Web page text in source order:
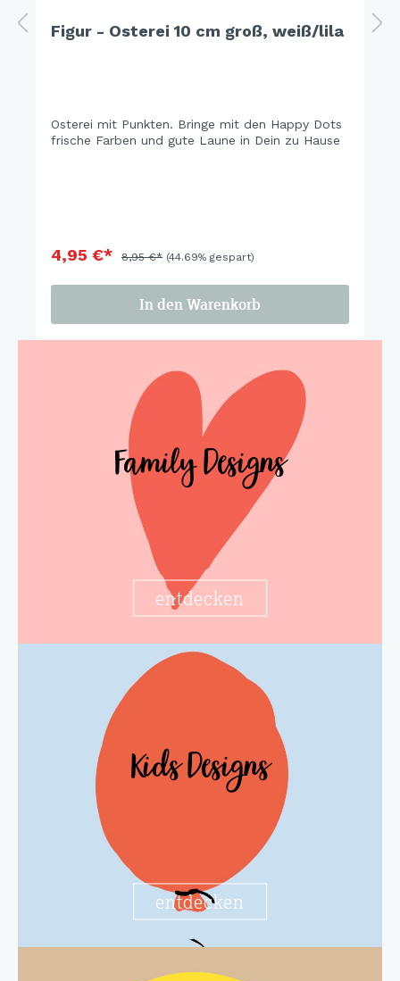
Figur - Osterei 10 cm groß, weiß/lila
Osterei mit Punkten. Bringe mit den Happy Dots
frische Farben und gute Laune in Dein zu Hause
4,95 €* 8,95 €* (44.69% gespart)
In den Warenkorb
Family Designs
entdecken
Kids Designs
entdecken